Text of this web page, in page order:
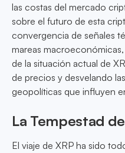
las costas del mercado
sobre el futuro de esta
convergencia de señales
mareas
de la situación actual de
de precios y desvelando
geopolíticas que influyen
La Tempestad
El viaje de XRP ha sido